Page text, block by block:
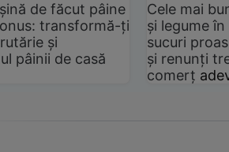
de făcut pâine
transformă-ți
și
pâinii de casă
Cele mai
și legume
sucuri
și renunți
comerț